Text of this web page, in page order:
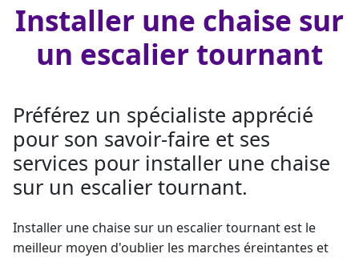
Installer une chaise sur
un escalier tournant
Préférez un spécialiste apprécié
pour son savoir-faire et ses
services pour installer une chaise
sur un escalier tournant.
Installer une chaise sur un escaliertournant est le
meilleur moyen d'oublier les marches éreintantes et